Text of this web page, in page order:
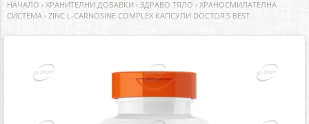
НАЧАЛО › ХРАНИТЕЛНИ ДОБАВКИ › ЗДРАВО ТЯЛО › ХРАНОСМИЛАТЕЛНА
СИСТЕМА › ZINC L-CARNOSINE COMPLEX КАПСУЛИ DOCTOR'S BEST